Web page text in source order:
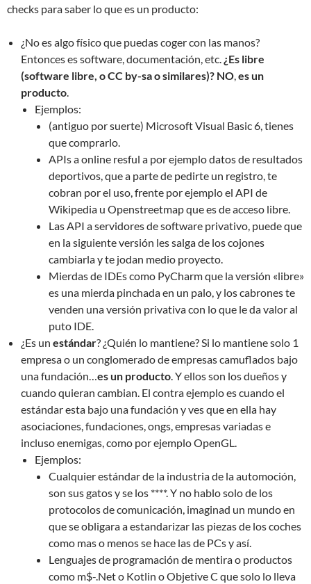
checks para saber lo que es un producto:
¿No es algo físico que puedas coger con las manos?
Entonces es software, documentación, etc. ¿Es libre
(software libre, o CC by-sa o similares)? NO,es un
producto.
Ejemplos:
(antiguo por suerte) Microsoft Visual Basic 6, tienes
que comprarlo.
APIs a online resful a por ejemplo datos de resultados
deportivos, que a parte de pedirte un registro, te
cobran por el uso, frente por ejemplo el API de
Wikipedia u Openstreetmap que es de acceso libre.
Las API a servidores de software privativo, puede que
en la siguiente versión les salga de los cojones
cambiarla y te jodan medio proyecto.
Mierdas de IDEs como PyCharm que la versión «libre»
es una mierda pinchada en un palo, y los cabrones te
venden una versión privativa con lo que le da valor al
puto IDE.
¿Es un estándar? ¿Quién lo mantiene? Si lo mantiene solo 1
empresa o un conglomerado de empresas camuflados bajo
una fundación…es un producto. Y ellos son los dueños y
cuando quieran cambian. El contra ejemplo es cuando el
estándar esta bajo una fundación y ves que en ella hay
asociaciones, fundaciones, ongs, empresas variadas e
incluso enemigas, como por ejemplo OpenGL.
Ejemplos:
Cualquier estándar de la industria de la automoción,
son sus gatos y se los ****. Y no hablo solo de los
protocolos de comunicación, imaginad un mundo en
que se obligara a estandarizar las piezas de los coches
como mas o menos se hace las de PCs y así.
Lenguajes de programación de mentira o productos
como m$-.Net o Kotlin o Objetive C que solo lo lleva